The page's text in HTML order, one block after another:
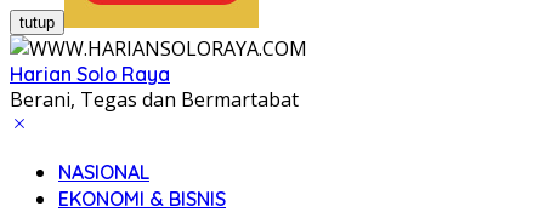
tutup
Harian Solo Raya
Berani, Tegas dan Bermartabat
NASIONAL
EKONOMI & BISNIS